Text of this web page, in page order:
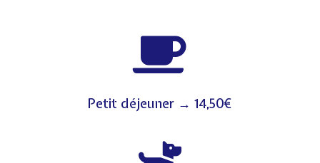

Petit déjeuner → 14,50€